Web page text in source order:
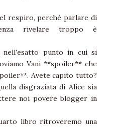
respiro, perché parlare di
rivelare troppo è
nell'esatto punto in cui si
Vani **spoiler** che
Avete capito tutto?
disgraziata di Alice sia
noi povere blogger in
libro ritroveremo una